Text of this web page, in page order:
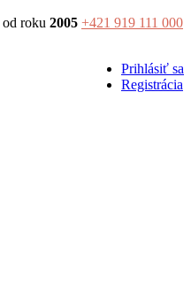
od roku 2005 +421 919 111 000
Prihlásiť sa
Registrácia